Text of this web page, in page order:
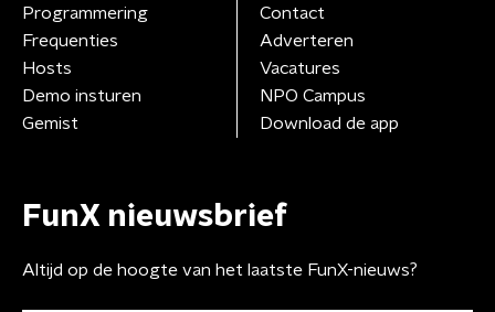
Programmering
Frequenties
Hosts
Demo insturen
Gemist
Contact
Adverteren
Vacatures
NPO Campus
Download de app
FunX nieuwsbrief
Altijd op de hoogte van het laatste FunX-nieuws?